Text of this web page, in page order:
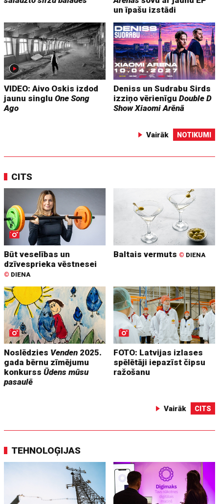
un īpašu izstādi
VIDEO: Aivo Oskis izdod
jaunu singluOne Song
Ago
Deniss un Sudrabu Sirds
izziņo vērienīguDouble D
Show Xiaomi Arēnā
Vairāk NOTIKUMI
CITS
Būt veselības un
dzīvesprieka vēstnesei
© DIENA
Baltais vermuts © DIENA
Noslēdzies Venden 2025.
gada bērnu zīmējumu
konkurssŪdens mūsu
pasaulē
FOTO: Latvijas izlases
spēlētāji iepazīst čipsu
ražošanu
Vairāk CITS
TEHNOLOĢIJAS